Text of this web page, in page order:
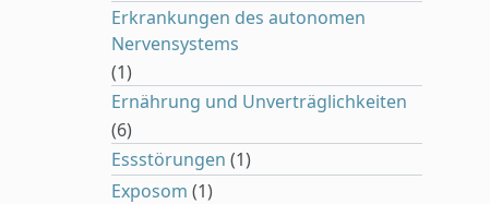
Erkrankungen des autonomen
Nervensystems
(1)
Ernährung und Unverträglichkeiten
(6)
Essstörungen (1)
Exposom (1)